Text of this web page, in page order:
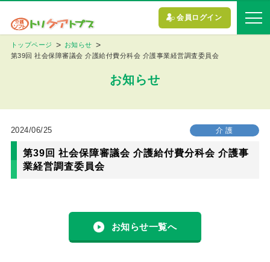
会員ログイン
トップページ
お知らせ
第39回 社会保障審議会 介護給付費分科会 介護事業経営調査委員会
お知らせ
2024/06/25 介 護
第39回 社会保障審議会 介護給付費分科会 介護事
業経営調査委員会
お知らせ一覧へ